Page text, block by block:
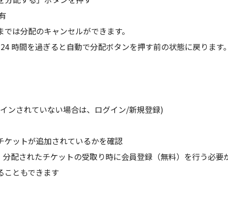
は分配のキャンセルができます。
時間を過ぎると自動で分配ボタンを押す前の状態に戻ります。
ンされていない場合は、ログイン/新規登録)
ケットが追加されているかを確認
配されたチケットの受取り時に会員登録（無料）を行う必要
ともできます